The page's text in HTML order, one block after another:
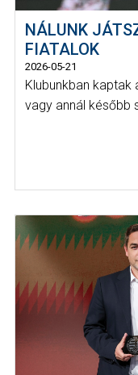
NÁLUNK
FIATALOK
2026-05-21
Klubunkban
vagy annál később